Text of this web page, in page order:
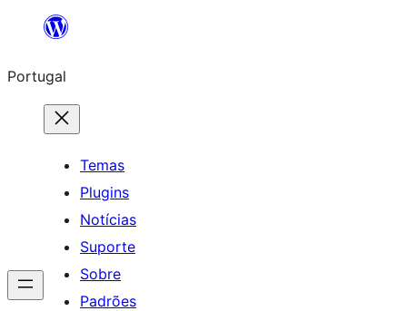
Saltar
o
conteúdo
Portugal
Temas
Plugins
Notícias
Suporte
Sobre
Padrões